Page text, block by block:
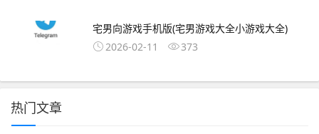
宅男向游戏手机版(宅男游戏大全小游戏大全)
2026-02-11
373
热门文章